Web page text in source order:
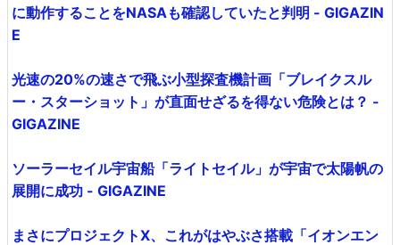
に動作することをNASAも確認していたと判明 - GIGAZIN
E
光速の20%の速さで飛ぶ小型探査機計画「ブレイクスル
ー・スターショット」が直面せざるを得ない危険とは？ -
GIGAZINE
ソーラーセイル宇宙船「ライトセイル」が宇宙で太陽帆の
展開に成功 - GIGAZINE
まさにプロジェクトX、これがはやぶさ搭載「イオンエン